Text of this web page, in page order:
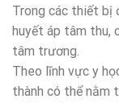
Trong các thiết bị
huyết áp tâm thu,
tâm trương.
Theo lĩnh vực y
thành có thể nằm